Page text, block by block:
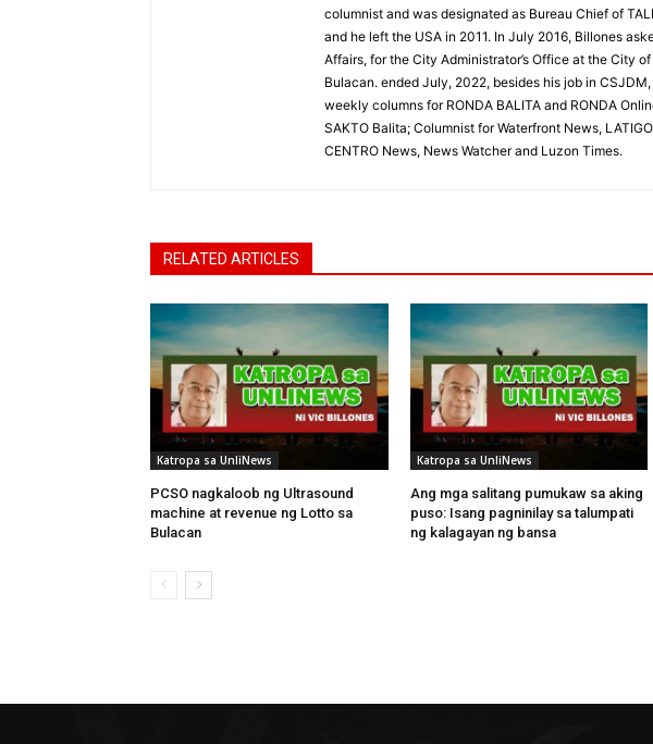
columnist and was designated as Bureau Chief of
and he left the USA in 2011. In July 2016, Billones
Affairs, for the City Administrator’s Office at the City
Bulacan. ended July, 2022, besides his job in
weekly columns for RONDA BALITA and RONDA
SAKTO Balita; Columnist for Waterfront News,
CENTRO News, News Watcher and Luzon Times.
RELATED ARTICLES
Katropa sa UnliNews
PCSO nagkaloob ng Ultrasound
machine at revenue ng Lotto sa
Bulacan
Katropa sa UnliNews
Ang mga salitang pumukaw sa aking
puso: Isang pagninilay sa talumpati
ng kalagayan ng bansa